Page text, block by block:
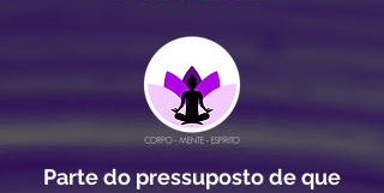
Parte do pressuposto de que